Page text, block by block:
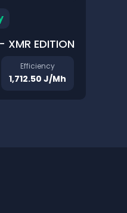
EDITION
Efficiency
1,712.50 J/Mh